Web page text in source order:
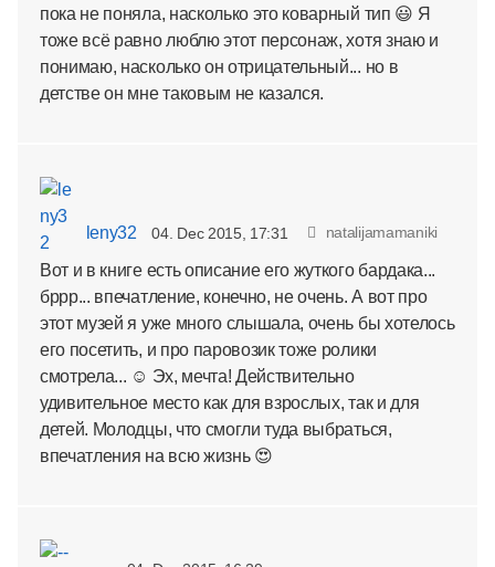
пока не поняла, насколько это коварный тип 😃 Я
тоже всё равно люблю этот персонаж, хотя знаю и
понимаю, насколько он отрицательный... но в
детстве он мне таковым не казался.
leny32 04. Dec 2015, 17:31 natalijamamaniki
Вот и в книге есть описание его жуткого бардака...
бррр... впечатление, конечно, не очень. А вот про
этот музей я уже много слышала, очень бы хотелось
его посетить, и про паровозик тоже ролики
смотрела... ☺ Эх, мечта! Действительно
удивительное место как для взрослых, так и для
детей. Молодцы, что смогли туда выбраться,
впечатления на всю жизнь 😍